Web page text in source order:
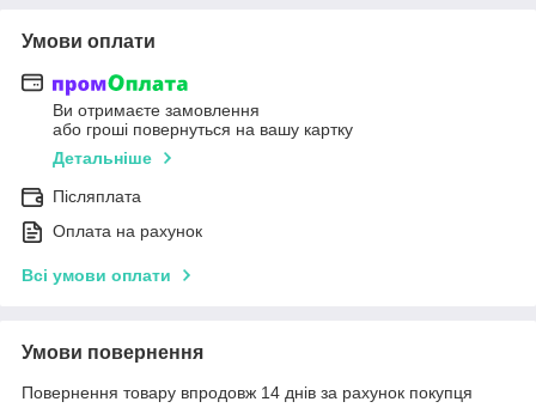
Умови оплати
Ви отримаєте замовлення
або гроші повернуться на вашу картку
Детальніше
Післяплата
Оплата на рахунок
Всі умови оплати
Умови повернення
Повернення товару впродовж 14 днів за рахунок покупця